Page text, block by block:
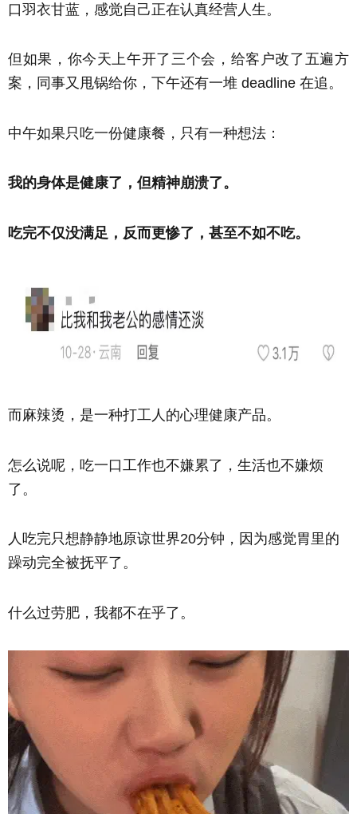
口羽衣甘蓝，感觉自己正在认真经营人生。
但如果，你今天上午开了三个会，给客户改了五遍方
案，同事又甩锅给你，下午还有一堆 deadline 在追。
中午如果只吃一份健康餐，只有一种想法：
我的身体是健康了，但精神崩溃了。
吃完不仅没满足，反而更惨了，甚至不如不吃。
而麻辣烫，是一种打工人的心理健康产品。
怎么说呢，吃一口工作也不嫌累了，生活也不嫌烦
了。
人吃完只想静静地原谅世界20分钟，因为感觉胃里的
躁动完全被抚平了。
什么过劳肥，我都不在乎了。